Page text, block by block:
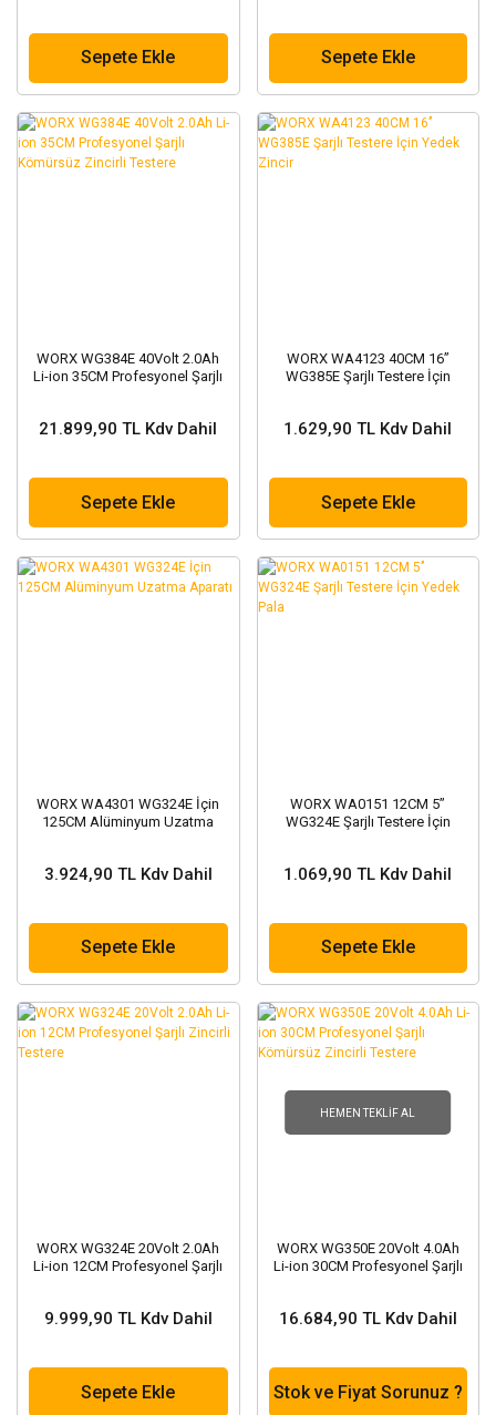
Sepete Ekle Sepete Ekle
WORX WG384E 40Volt 2.0Ah
Li-ion 35CM Profesyonel Şarjlı
21.899,90 TL Kdv Dahil
Sepete Ekle
WORX WA4123 40CM 16’’
WG385E Şarjlı Testere İçin
1.629,90 TL Kdv Dahil
Sepete Ekle
WORX WA4301 WG324E İçin
125CM Alüminyum Uzatma
3.924,90 TL Kdv Dahil
Sepete Ekle
WORX WA0151 12CM 5’’
WG324E Şarjlı Testere İçin
1.069,90 TL Kdv Dahil
Sepete Ekle
WORX WG324E 20Volt 2.0Ah
Li-ion 12CM Profesyonel Şarjlı
9.999,90 TL Kdv Dahil
Sepete Ekle
HEMEN TEKLIF AL
WORX WG350E 20Volt 4.0Ah
Li-ion 30CM Profesyonel Şarjlı
16.684,90 TL Kdv Dahil
Stok ve Fiyat Sorunuz ?